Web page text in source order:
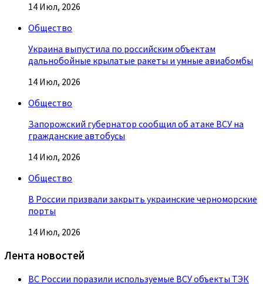
14 Июл, 2026
Общество
Украина выпустила по российским объектам
дальнобойные крылатые ракеты и умные авиабомбы
14 Июл, 2026
Общество
Запорожский губернатор сообщил об атаке ВСУ на
гражданские автобусы
14 Июл, 2026
Общество
В России призвали закрыть украинские черноморские
порты
14 Июл, 2026
Лента новостей
ВС России поразили используемые ВСУ объекты ТЭК